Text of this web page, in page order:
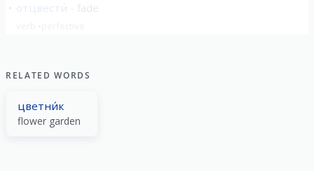
отцвести́
RELATED WORDS
цветни́к
flower garden